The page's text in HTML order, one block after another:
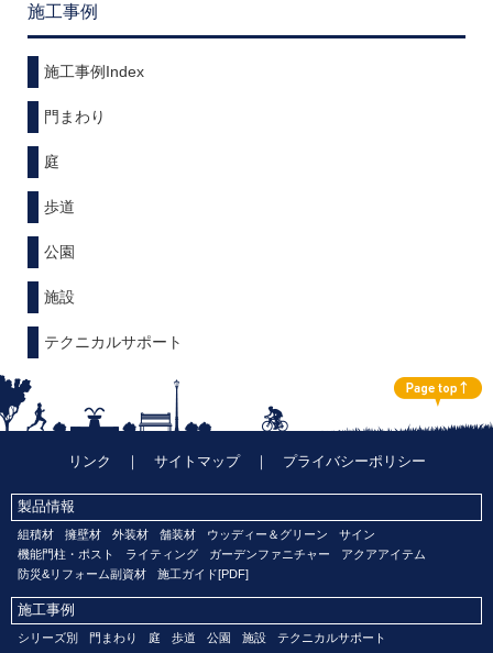
施工事例
施工事例Index
門まわり
庭
歩道
公園
施設
テクニカルサポート
リンク ｜ サイトマップ｜ プライバシーポリシー
製品情報
組積材 擁壁材 外装材 舗装材 ウッディー＆グリーン
サイン
機能門柱・ポスト
ライティング ガーデンファニチャー
アクアアイテム
防災&リフォーム副資材
施工ガイド[PDF]
施工事例
シリーズ別 門まわり 庭 歩道 公園 施設 テクニカルサポート